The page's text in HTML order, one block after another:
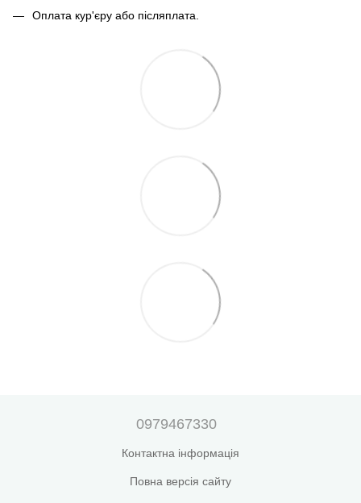
Оплата кур'єру або післяплата.
0979467330
Контактна інформація
Повна версія сайту